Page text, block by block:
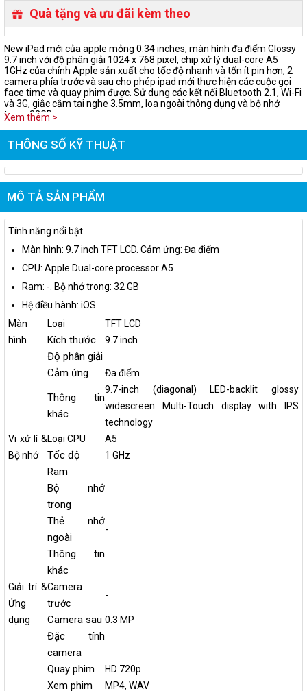
Quà tặng và ưu đãi kèm theo
New iPad mới của apple mỏng 0.34 inches, màn hình đa điểm Glossy
9.7 inch với độ phân giải 1024 x 768 pixel, chip xử lý dual-core A5
1GHz của chính Apple sản xuất cho tốc độ nhanh và tốn ít pin hơn, 2
camera phía trước và sau cho phép ipad mới thực hiện các cuộc gọi
face time và quay phim được. Sử dụng các kết nối Bluetooth 2.1, Wi-Fi
và 3G, giắc cắm tai nghe 3.5mm, loa ngoài thông dụng và bộ nhớ
trong 32GB.
Xem thêm >
THÔNG SỐ KỸ THUẬT
MÔ TẢ SẢN PHẨM
Tính năng nổi bật
Màn hình: 9.7 inch TFT LCD. Cảm ứng: Đa điểm
CPU: Apple Dual-core processor A5
Ram: -. Bộ nhớ trong: 32 GB
Hệ điều hành: iOS
Màn
hình
Loại TFT LCD
Kích thước 9.7 inch
Độ phân giải
Cảm ứng
Đa điểm
Thông tin
khác
9.7-inch (diagonal) LED-backlit glossy
widescreen Multi-Touch display with IPS
technology
Vi xử lí &
Bộ nhớ
Loại CPU A5
Tốc độ 1 GHz
Ram
Bộ nhớ
trong
Thẻ nhớ
ngoài
-
Thông tin
khác
Giải trí &
Ứng
dụng
Camera
trước
-
Camera sau 0.3 MP
Đặc tính
camera
Quay phim
HD 720p
Xem phim MP4, WAV